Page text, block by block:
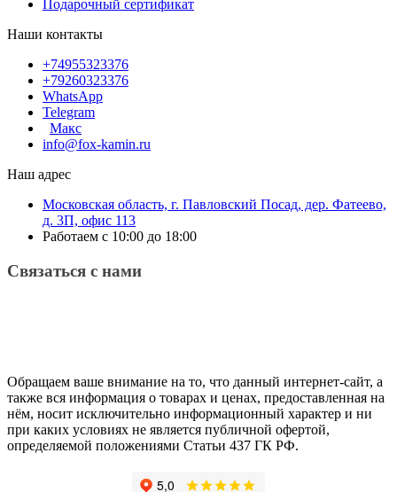
Подарочный сертификат
Наши контакты
+74955323376
+79260323376
WhatsApp
Telegram
Макс
info@fox-kamin.ru
Наш адрес
Московская область, г. Павловский Посад, дер. Фатеево,
д. 3П, офис 113
Работаем с 10:00 до 18:00
Связаться с нами
Обращаем ваше внимание на то, что данный интернет-сайт, а
также вся информация о товарах и ценах, предоставленная на
нём, носит исключительно информационный характер и ни
при каких условиях не является публичной офертой,
определяемой положениями Статьи 437 ГК РФ.